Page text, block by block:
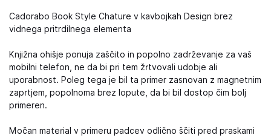
Cadorabo Book Style Chature v kavbojkah Design brez
vidnega pritrdilnega elementa
Knjižna ohišje ponuja zaščito in popolno zadrževanje za vaš
mobilni telefon, ne da bi pri tem žrtvovali udobje ali
uporabnost. Poleg tega je bil ta primer zasnovan z magnetnim
zaprtjem, popolnoma brez lopute, da bi bil dostop čim bolj
primeren.
Močan material v primeru padcev odlično ščiti pred praskami